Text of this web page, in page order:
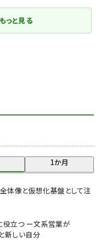
1か月
体像と仮想化基盤として注
役立つ ー文系営業が
新しい自分
っと見る